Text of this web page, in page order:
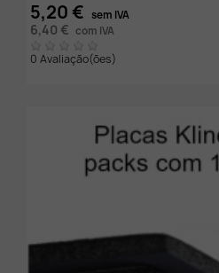
5,20 € sem IVA
6,40 € com IVA
0 Avaliação(ões)